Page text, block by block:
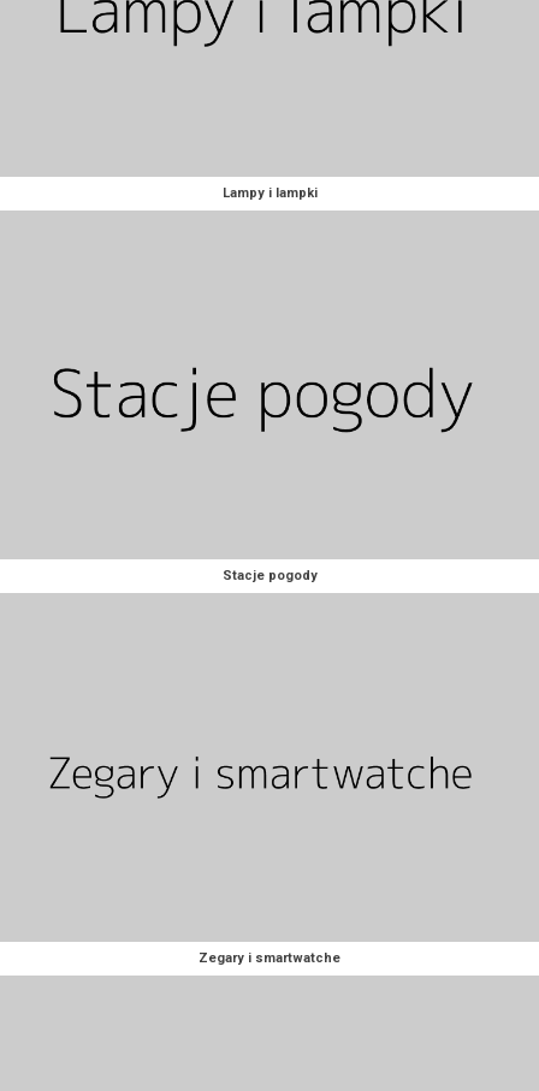
Lampy i lampki
Stacje pogody
Zegary i smartwatche